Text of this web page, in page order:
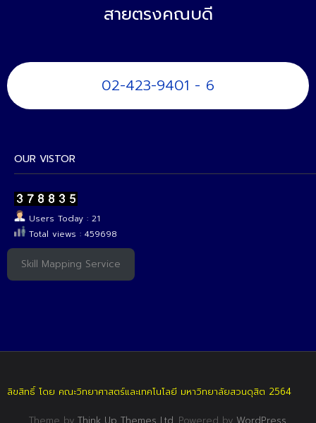
สายตรงคณบดี
02-423-9401 - 6
OUR VISTOR
Users Today : 21
Total views : 459698
Skill Mapping Service
ลิขสิทธิ์ โดย คณะวิทยาศาสตร์และเทคโนโลยี มหาวิทยาลัยสวนดุสิต 2564
Theme by Think Up Themes Ltd . Powered by WordPress